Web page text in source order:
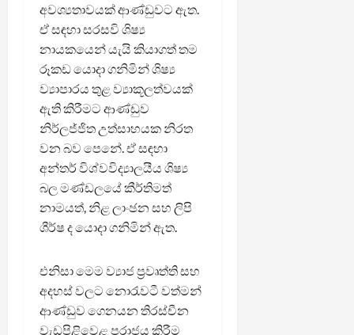
අවශ්‍යතාවයක් ආණ්ඩුවට ඇත.
ඒ සඳහා සරසවි ශිෂ්‍ය
නායකයෙන් යැයි කියාගත් තම
රූකඩ යොදා ගනිමින් ශිෂ්‍ය
ව්‍යාපාරය තුළ ව්‍යාකූලත්වයක්
ඇති කිරීමට ආණ්ඩුව
නිර්ලජ්ජිත උත්සාහයක නිරත
වන බව පෙනේ. ඒ සඳහා
අන්තර් විශ්වවිද්‍යාලයීය ශිෂ්‍ය
බල මණ්ඩලයේ කීර්තිමත්
නාමයත්, නිළ ලාංඡන සහ ලිපි
ශීර්ෂ ද යොදා ගනිමින් ඇත.
එනිසා මෙම ව්‍යාජ ප්‍රවෘත්ති සහ
අදහස් වලට නොරැවටී වත්මන්
ආණ්ඩුව ගෙනයන තිරස්චීන
වැඩපිළිවෙළ පරාජය කිරීම